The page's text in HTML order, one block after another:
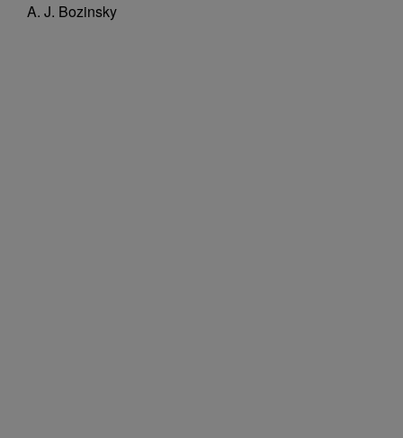
A. J. Bozinsky